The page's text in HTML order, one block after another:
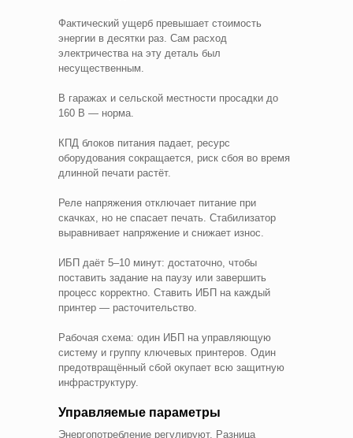
Фактический ущерб превышает стоимость
энергии в десятки раз. Сам расход
электричества на эту деталь был
несущественным.
В гаражах и сельской местности просадки до
160 В — норма.
КПД блоков питания падает, ресурс
оборудования сокращается, риск сбоя во время
длинной печати растёт.
Реле напряжения отключает питание при
скачках, но не спасает печать. Стабилизатор
выравнивает напряжение и снижает износ.
ИБП даёт 5–10 минут: достаточно, чтобы
поставить задание на паузу или завершить
процесс корректно. Ставить ИБП на каждый
принтер — расточительство.
Рабочая схема: один ИБП на управляющую
систему и группу ключевых принтеров. Один
предотвращённый сбой окупает всю защитную
инфраструктуру.
Управляемые параметры
Энергопотребление регулируют. Разница